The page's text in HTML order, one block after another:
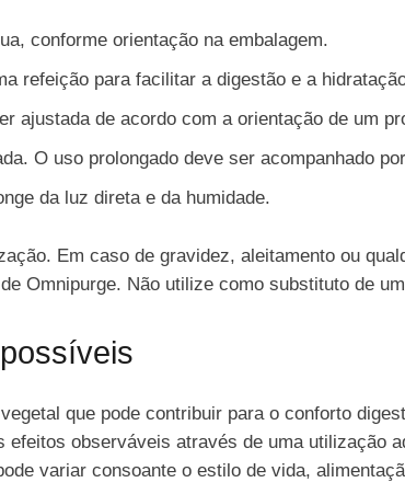
conforme orientação na embalagem.
refeição para facilitar a digestão e a
ajustada de acordo com a orientação de um
O uso prolongado deve ser acompanhado
da luz direta e da humidade.
Em caso de gravidez, aleitamento ou
Omnipurge. Não utilize como substituto de
que pode contribuir para o conforto
observáveis através de uma utilização
variar consoante o estilo de vida,